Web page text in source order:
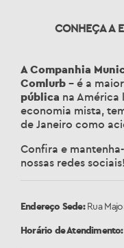
CONHEÇA A
A Companhia
Comlurb – é a
pública na América
economia mista,
de Janeiro como
Confira e
nossas redes sociais!
Endereço Sede:Rua
Horário de Atendimento: